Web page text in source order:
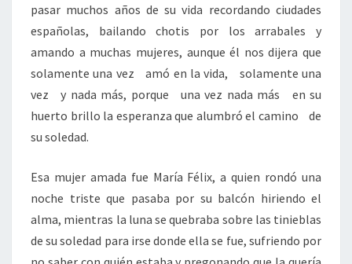
pasar muchos años de su vida recordando ciudades
españolas, bailando chotis por los arrabales y
amando a muchas mujeres, aunque él nos dijera que
solamente una vez amó en la vida, solamente una
vez y nada más, porque una vez nada más en su
huerto brillo la esperanza que alumbró el camino de
su soledad.
Esa mujer amada fue María Félix, a quien rondó una
noche triste que pasaba por su balcón hiriendo el
alma, mientras la luna se quebraba sobre las tinieblas
de su soledad para irse donde ella se fue, sufriendo por